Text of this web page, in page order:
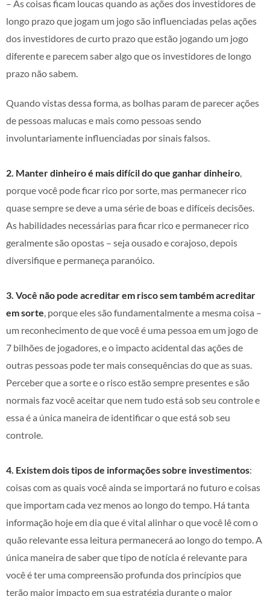
– As coisas ficam loucas quando as ações dos investidores de
longo prazo que jogam um jogo são influenciadas pelas ações
dos investidores de curto prazo que estão jogando um jogo
diferente e parecem saber algo que os investidores de longo
prazo não sabem.
Quando vistas dessa forma, as bolhas param de parecer ações
de pessoas malucas e mais como pessoas sendo
involuntariamente influenciadas por sinais falsos.
2. Manter dinheiro é mais difícil do que ganhar dinheiro,
porque você pode ficar rico por sorte, mas permanecer rico
quase sempre se deve a uma série de boas e difíceis decisões.
As habilidades necessárias para ficar rico e permanecer rico
geralmente são opostas – seja ousado e corajoso, depois
diversifique e permaneça paranóico.
3. Você não pode acreditar em risco sem também acreditar
em sorte, porque eles são fundamentalmente a mesma coisa –
um reconhecimento de que você é uma pessoa em um jogo de
7 bilhões de jogadores, e o impacto acidental das ações de
outras pessoas pode ter mais consequências do que as suas.
Perceber que a sorte e o risco estão sempre presentes e são
normais faz você aceitar que nem tudo está sob seu controle e
essa é a única maneira de identificar o que está sob seu
controle.
4. Existem dois tipos de informações sobre investimentos:
coisas com as quais você ainda se importará no futuro e coisas
que importam cada vez menos ao longo do tempo. Há tanta
informação hoje em dia que é vital alinhar o que você lê com o
quão relevante essa leitura permanecerá ao longo do tempo. A
única maneira de saber que tipo de notícia é relevante para
você é ter uma compreensão profunda dos princípios que
terão maior impacto em sua estratégia durante o maior